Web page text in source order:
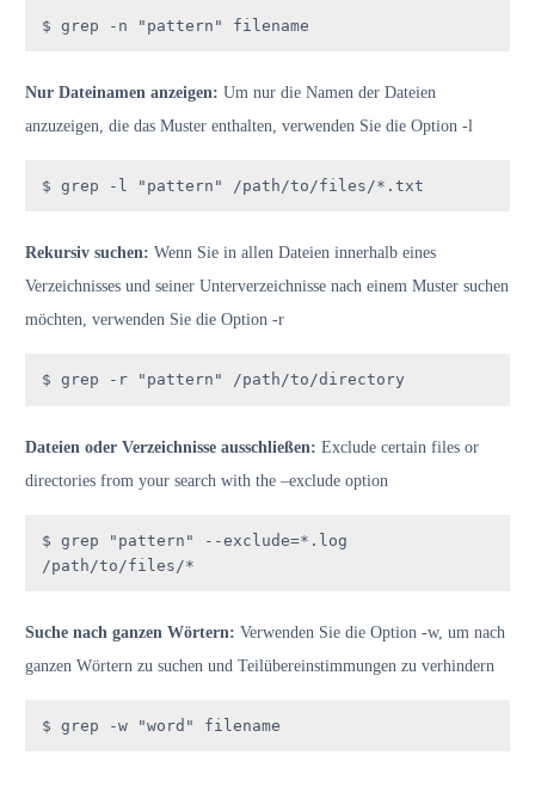
$ grep -n "pattern" filename
Nur Dateinamen anzeigen: Um nur die Namen der Dateien
anzuzeigen, die das Muster enthalten, verwenden Sie die Option -l
$ grep -l "pattern" /path/to/files/*.txt
Rekursiv suchen: Wenn Sie in allen Dateien innerhalb eines
Verzeichnisses und seiner Unterverzeichnisse nach einem Muster suchen
möchten, verwenden Sie die Option -r
$ grep -r "pattern" /path/to/directory
Dateien oder Verzeichnisse ausschließen: Exclude certain files or
directories from your search with the –exclude option
$ grep "pattern" --exclude=*.log
/path/to/files/*
Suche nach ganzen Wörtern: Verwenden Sie die Option -w, um nach
ganzen Wörtern zu suchen und Teilübereinstimmungen zu verhindern
$ grep -w "word" filename